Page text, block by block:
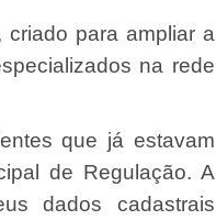
criado para ampliar a
na rede
que já estavam
de Regulação. A
dados cadastrais